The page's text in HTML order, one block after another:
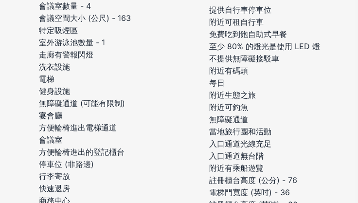
會議室數量 - 4
會議空間大小 (公尺) - 163
特定吸煙區
室外游泳池數量 - 1
走廊有警報閃燈
洗衣設施
電梯
健身設施
無障礙通道 (可能有限制)
宴會廳
方便輪椅進出電梯通道
會議室
方便輪椅進出的登記櫃台
停車位 (非路邊)
行李寄放
快速退房
商務中心
提供自行車停車位
附近可租自行車
免費吃到飽自助式早餐
至少 80% 的燈光是使用 LED 燈
不提供無障礙接駁車
附近有碼頭
每日
附近生態之旅
附近可釣魚
無障礙通道
當地旅行團和活動
入口通道光線充足
入口通道無台階
附近有乘船遊覽
註冊櫃台高度 (公分) - 76
電梯門寬度 (英吋) - 36